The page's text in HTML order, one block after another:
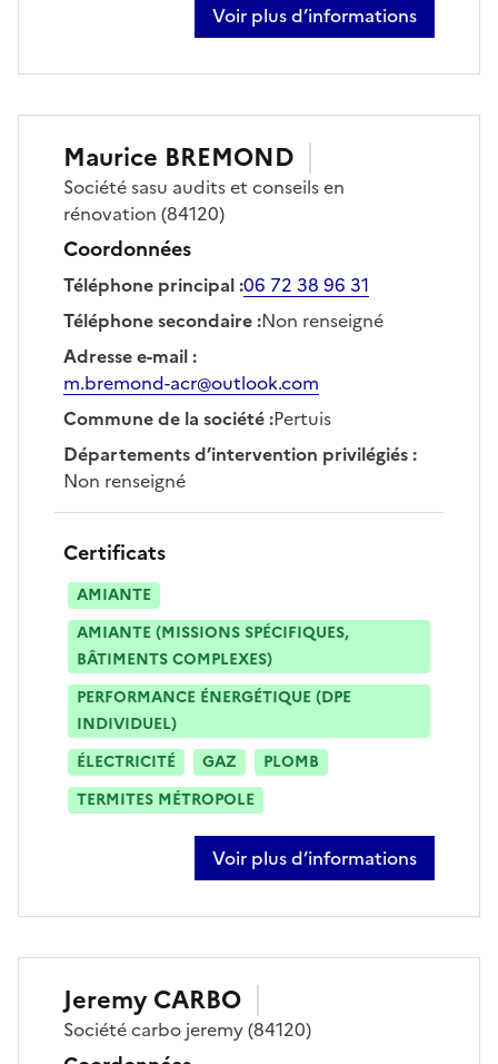
Voir plus d’informations
sur sacha beroud
Maurice BREMOND
Sociétésasu audits et conseils en
rénovation (84120)
Coordonnées
Téléphone principal:06 72 38 96 31
Téléphone secondaire:Non renseigné
Adresse e-mail:
m.bremond-acr@outlook.com
Commune de la société:Pertuis
Départements d’intervention privilégiés:
Non renseigné
Certificats
AMIANTE
AMIANTE (MISSIONS SPÉCIFIQUES,
BÂTIMENTS COMPLEXES)
PERFORMANCE ÉNERGÉTIQUE (DPE
INDIVIDUEL)
ÉLECTRICITÉ
GAZ
PLOMB
TERMITES MÉTROPOLE
Voir plus d’informations
sur maurice bremond
Jeremy CARBO
Sociétécarbo jeremy(84120)